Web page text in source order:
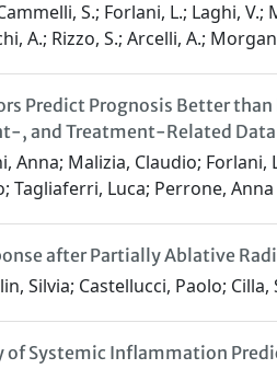
S.; Forlani, L.; Laghi,
A.; Rizzo, S.; Arcelli, A.;
Predict Prognosis Better
, and Treatment-Related Data
Anna; Malizia, Claudio;
Tagliaferri, Luca; Perrone,
after Partially Ablative
Silvia; Castellucci, Paolo;
Systemic Inflammation